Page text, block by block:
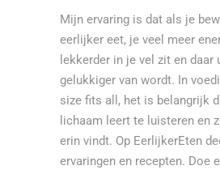
Mijn ervaring is dat als je
eerlijker eet, je veel meer
lekkerder in je vel zit en daar
gelukkiger van wordt. In
size fits all, het is belangrijk
lichaam leert te luisteren en
erin vindt. Op EerlijkerEten
ervaringen en recepten. Doe